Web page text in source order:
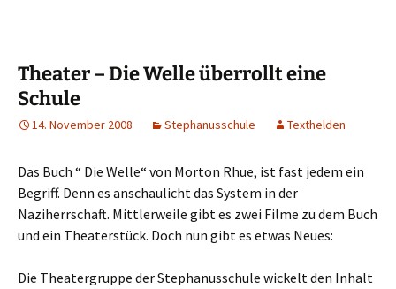
Theater – Die Welle überrollt eine
Schule
14. November 2008 Stephanusschule Texthelden
Das Buch “ Die Welle“ von Morton Rhue, ist fast jedem ein
Begriff. Denn es anschaulicht das System in der
Naziherrschaft. Mittlerweile gibt es zwei Filme zu dem Buch
und ein Theaterstück. Doch nun gibt es etwas Neues:
Die Theatergruppe der Stephanusschule wickelt den Inhalt